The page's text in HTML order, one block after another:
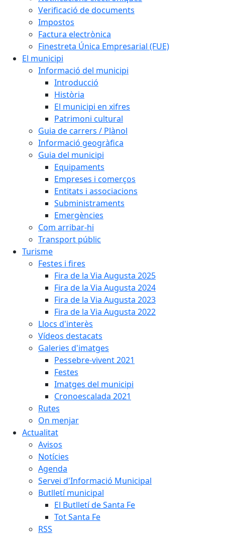
Verificació de documents
Impostos
Factura electrònica
Finestreta Única Empresarial (FUE)
El municipi
Informació del municipi
Introducció
Història
El municipi en xifres
Patrimoni cultural
Guia de carrers / Plànol
Informació geogràfica
Guia del municipi
Equipaments
Empreses i comerços
Entitats i associacions
Subministraments
Emergències
Com arribar-hi
Transport públic
Turisme
Festes i fires
Fira de la Via Augusta 2025
Fira de la Via Augusta 2024
Fira de la Via Augusta 2023
Fira de la Via Augusta 2022
Llocs d'interès
Vídeos destacats
Galeries d'imatges
Pessebre-vivent 2021
Festes
Imatges del municipi
Cronoescalada 2021
Rutes
On menjar
Actualitat
Avisos
Notícies
Agenda
Servei d'Informació Municipal
Butlletí municipal
El Butlletí de Santa Fe
Tot Santa Fe
RSS